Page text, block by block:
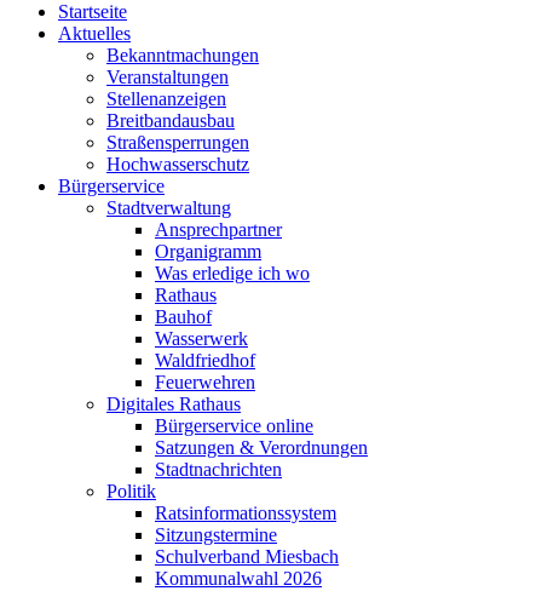
Startseite
Aktuelles
Bekanntmachungen
Veranstaltungen
Stellenanzeigen
Breitbandausbau
Straßensperrungen
Hochwasserschutz
Bürgerservice
Stadtverwaltung
Ansprechpartner
Organigramm
Was erledige ich wo
Rathaus
Bauhof
Wasserwerk
Waldfriedhof
Feuerwehren
Digitales Rathaus
Bürgerservice online
Satzungen & Verordnungen
Stadtnachrichten
Politik
Ratsinformationssystem
Sitzungstermine
Schulverband Miesbach
Kommunalwahl 2026